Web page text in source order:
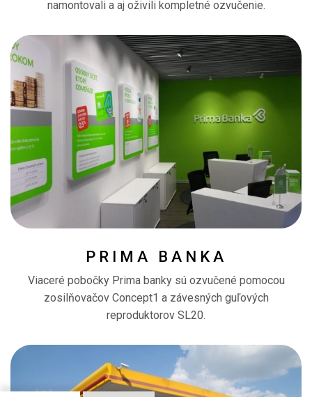
namontovali a aj oživili kompletné ozvučenie.
PRIMA BANKA
Viaceré pobočky Prima banky sú ozvučené pomocou
zosilňovačov Concept1 a závesných guľových
reproduktorov SL20.